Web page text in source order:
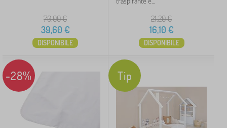
70,00€
39,60 €
DISPONIBILE
21,20€
16,10 €
DISPONIBILE
-28% Tip